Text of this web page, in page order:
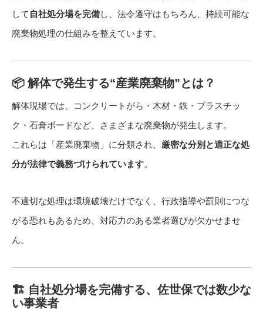
して 自社処分場を完備し、法令遵守はもちろん、持続可能な
廃棄物処理の仕組みを整えています。
📦 解体で発生する“産業廃棄物”とは？
解体現場では、コンクリートがら・木材・鉄・プラスチッ
ク・石膏ボードなど、さまざまな廃棄物が発生します。
これらは「産業廃棄物」に分類され、 厳密な分別と適正な処
分が法律で義務づけられています。
不適切な処理は環境破壊だけでなく、行政指導や罰則につな
がる恐れもあるため、対応力のある業者選びが欠かせませ
ん。
🏗️ 自社処分場を完備する、佐世保では数少な
い事業者